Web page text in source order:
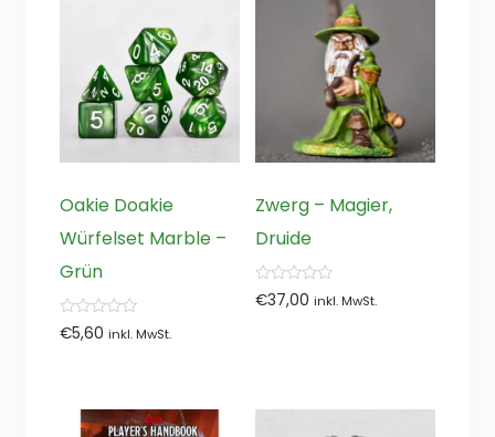
Oakie Doakie
Würfelset Marble –
Grün
0
von
€5,60 inkl. MwSt.
Zwerg – Magier,
Druide
0
von
€37,00 inkl. MwSt.